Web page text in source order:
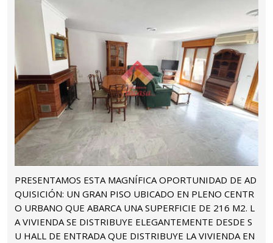
PRESENTAMOS ESTA MAGNÍFICA OPORTUNIDAD DE AD
QUISICIÓN: UN GRAN PISO UBICADO EN PLENO CENTR
O URBANO QUE ABARCA UNA SUPERFICIE DE 216 M2. L
A VIVIENDA SE DISTRIBUYE ELEGANTEMENTE DESDE S
U HALL DE ENTRADA QUE DISTRIBUYE LA VIVIENDA EN